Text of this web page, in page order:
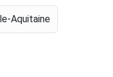
Aquitaine